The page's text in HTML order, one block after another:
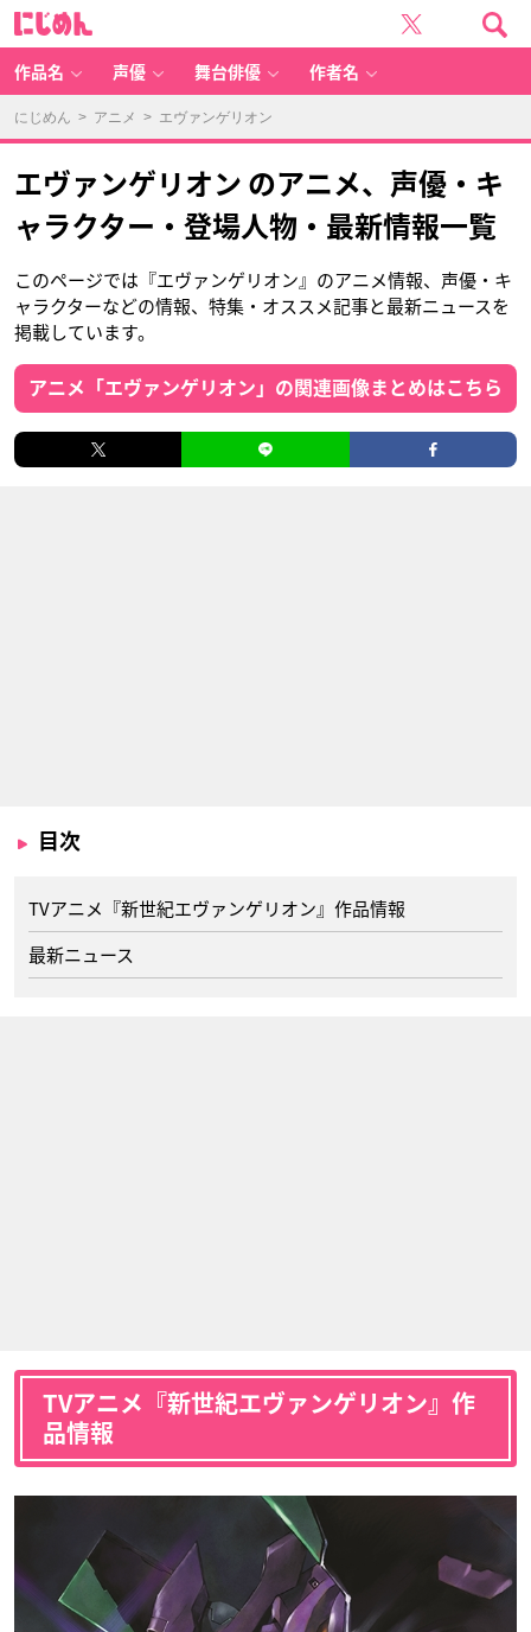
作品名 声優 舞台俳優 作者名
にじめん > アニメ > エヴァンゲリオン
エヴァンゲリオン のアニメ、声優・キ
ャラクター・登場人物・最新情報一覧
このページでは『エヴァンゲリオン』のアニメ情報、声優・キ
ャラクターなどの情報、特集・オススメ記事と最新ニュースを
掲載しています。
アニメ「エヴァンゲリオン」の関連画像まとめはこちら
目次
TVアニメ『新世紀エヴァンゲリオン』作品情報
最新ニュース
TVアニメ『新世紀エヴァンゲリオン』作
品情報